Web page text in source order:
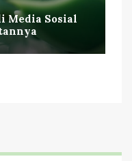
Media Sosial